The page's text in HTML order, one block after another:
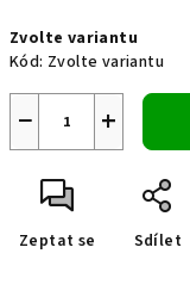
cena:
Zvolte variantu
Kód: Zvolte variantu
+
−
Zeptat se Sdílet